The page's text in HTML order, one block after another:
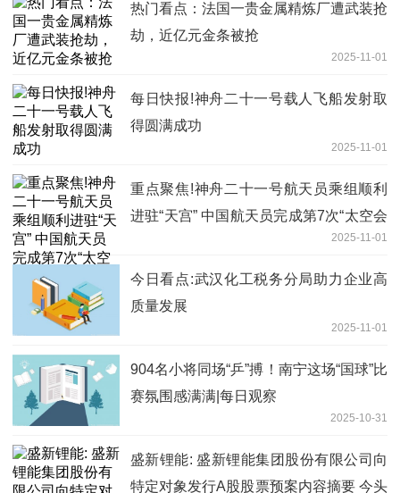
热门看点：法国一贵金属精炼厂遭武装抢
劫，近亿元金条被抢
2025-11-01
每日快报!神舟二十一号载人飞船发射取
得圆满成功
2025-11-01
重点聚焦!神舟二十一号航天员乘组顺利
进驻“天宫” 中国航天员完成第7次“太空会
2025-11-01
今日看点:武汉化工税务分局助力企业高
质量发展
2025-11-01
904名小将同场“乒”搏！南宁这场“国球”比
赛氛围感满满|每日观察
2025-10-31
盛新锂能: 盛新锂能集团股份有限公司向
特定对象发行A股股票预案内容摘要 今头